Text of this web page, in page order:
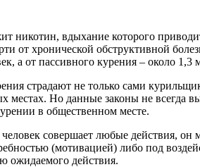
никотин, вдыхание которого
от хронической обструктивной
а от пассивного курения – около 1,3
страдают не только сами
местах. Но данные законы не всегда
в общественном месте.
совершает любые действия,
(мотивацией) либо под
ожидаемого действия.